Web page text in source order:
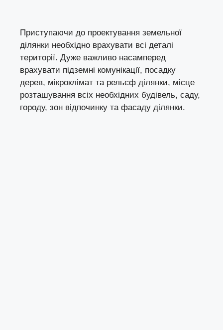
Приступаючи до проектування земельної
ділянки необхідно врахувати всі деталі
території. Дуже важливо насамперед
врахувати підземні комунікації, посадку
дерев, мікроклімат та рельєф ділянки, місце
розташування всіх необхідних будівель, саду,
городу, зон відпочинку та фасаду ділянки.